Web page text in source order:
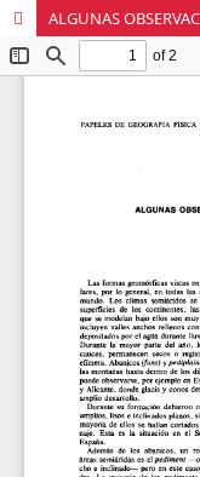
ALGUNAS